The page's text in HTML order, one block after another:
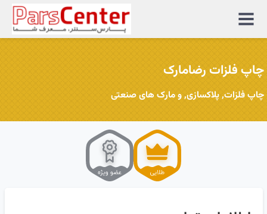
منوی
سایت
چاپ فلزات رضامارک
چاپ فلزات, پلاکسازی, و مارک های صنعتی